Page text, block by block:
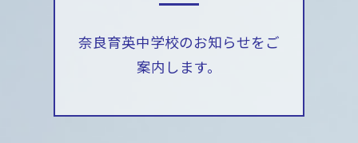
奈良育英中学校のお知らせをご
案内します。